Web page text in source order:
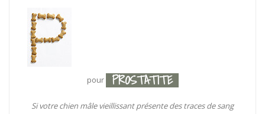
pour PROSTATITE
Si votre chien mâle vieillissant présente des traces de sang